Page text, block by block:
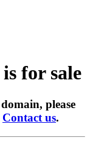
for sale
please
Contact us.